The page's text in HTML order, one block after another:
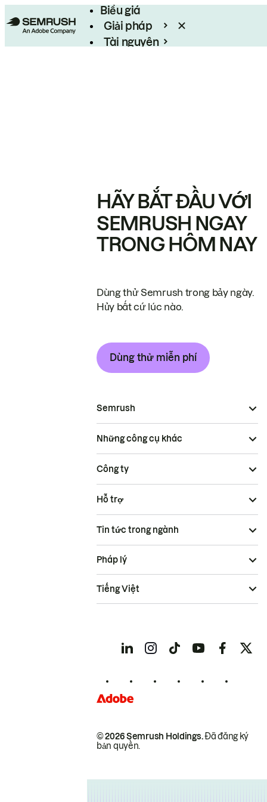
Biểu giá
Giải pháp
Tài nguyên
HÃY BẮT ĐẦU VỚI
SEMRUSH NGAY
TRONG HÔM NAY
Dùng thử Semrush trong bảy ngày.
Hủy bất cứ lúc nào.
Dùng thử miễn phí
Semrush
Những công cụ khác
Công ty
Hỗ trợ
Tin tức trong ngành
© 2026 Semrush Holdings.Đã đăng ký
bản quyền.
Pháp lý
Tiếng Việt